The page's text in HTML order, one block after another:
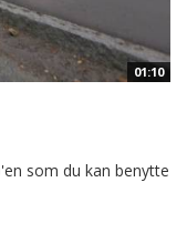
01:10
som du kan benytte